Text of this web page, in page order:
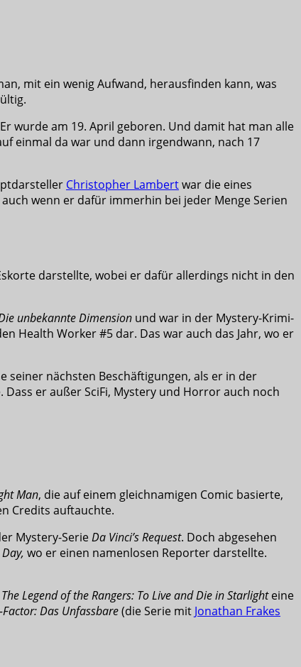
mit ein wenig Aufwand, herausfinden kann, was
wurde am 19. April geboren. Und damit hat man alle
einmal da war und dann irgendwann, nach 17
Christopher Lambertwar die eines
wenn er dafür immerhin bei jeder Menge Serien
darstellte, wobei er dafür allerdings nicht in den
unbekannte Dimension und war in der Mystery-Krimi-
Health Worker #5 dar. Das war auch das Jahr, wo er
seiner nächsten Beschäftigungen, als er in der
er außer SciFi, Mystery und Horror auch noch
Man, die auf einem gleichnamigen Comic basierte,
Credits auftauchte.
Mystery-SerieDa Vinci’s Request. Doch abgesehen
wo er einen namenlosen Reporter darstellte.
Legend of the Rangers: To Live and Die in Starlighteine
-Factor: Das Unfassbare(die Serie mit Jonathan Frakes